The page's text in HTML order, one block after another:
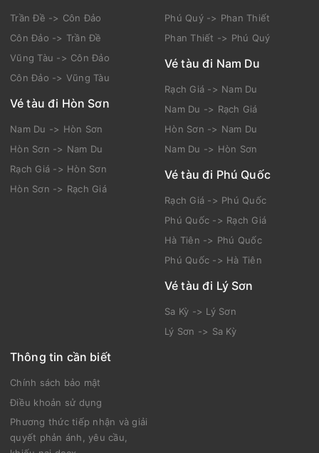
Trần Đề -> Côn Đảo
Côn Đảo -> Trần Đề
Vũng Tàu -> Côn Đảo
Côn Đảo -> Vũng Tàu
Vé tàu đi Hòn Sơn
Nam Du -> Hòn Sơn
Hòn Sơn -> Nam Du
Rạch Giá -> Hòn Sơn
Hòn Sơn -> Rạch Giá
Phú Quý -> Phan Thiết
Phan Thiết -> Phú Quý
Vé tàu đi Nam Du
Rạch Giá -> Nam Du
Nam Du -> Rạch Giá
Hòn Sơn -> Nam Du
Nam Du -> Hòn Sơn
Vé tàu đi Phú Quốc
Rạch Giá -> Phú Quốc
Phú Quốc -> Rạch Giá
Hà Tiên -> Phú Quốc
Phú Quốc -> Hà Tiên
Vé tàu đi Lý Sơn
Sa Kỳ -> Lý Sơn
Lý Sơn -> Sa Kỳ
Thông tin cần biết
Chính sách bảo mật
Điều khoản sử dụng
Phương thức tiếp nhận và giải
quyết phản ánh, yêu cầu,